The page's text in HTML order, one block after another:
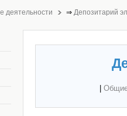
деятельности ⇒ Депозитарий